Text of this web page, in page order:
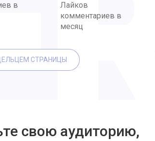
в
Лайков
комментариев в
месяц
СТРАНИЦЫ
свою аудиторию,